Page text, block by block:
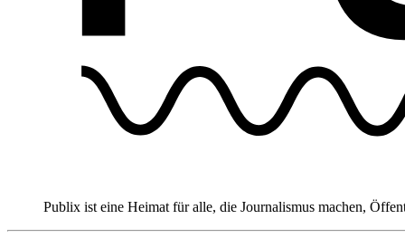
Publix ist eine Heimat für alle, die Journalismus machen,